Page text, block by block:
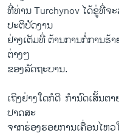
ທີ່ທ່ານ Turchynov ໄດ້​ຂູ່ທີ່​ຈ
ປະຕິບັດ​ງານ​
ຢ່າງ​ເຕັມທີ່ ຕ້ານ​ການ​ກໍ່​ການ​ຮ້
ຕ່າງໆ
ຂອງ​ລັດຖະບານ.
ເຖິງ​ຢ່າງໃດ​ກໍ​ດີ ​ ກຳ​ນົດ​ເສັ້ນ​ຕ
ປາດສະ
ຈາກ​ຮ່ອງ​ຮອຍ​ການ​ເຄື່ອ​ນ​ໄຫ